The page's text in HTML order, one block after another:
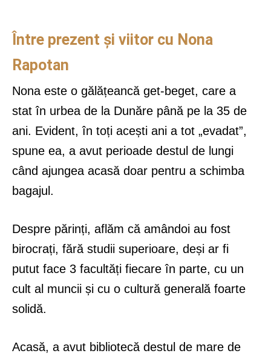
Între prezent și viitor cu Nona
Rapotan
Nona este o gălățeancă get-beget, care a
stat în urbea de la Dunăre până pe la 35 de
ani. Evident, în toți acești ani a tot „evadat”,
spune ea, a avut perioade destul de lungi
când ajungea acasă doar pentru a schimba
bagajul.
Despre părinți, aflăm că amândoi au fost
birocrați, fără studii superioare, deși ar fi
putut face 3 facultăți fiecare în parte, cu un
cult al muncii și cu o cultură generală foarte
solidă.
Acasă, a avut bibliotecă destul de mare de